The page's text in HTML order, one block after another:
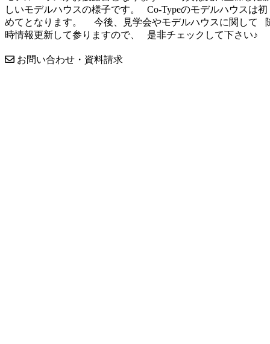
しいモデルハウスの様子です。 Co-Typeのモデルハウスは初
めてとなります。 今後、見学会やモデルハウスに関して
時情報更新して参りますので、 是非チェックして下さい
お問い合わせ・資料請求